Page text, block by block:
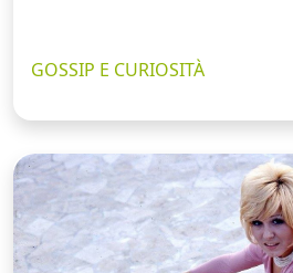
GOSSIP E CURIOSITÀ